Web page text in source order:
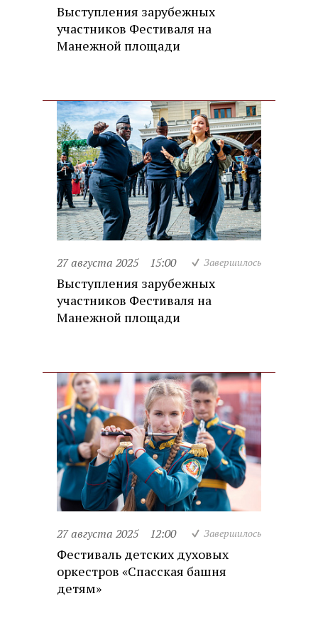
Выступления зарубежных
участников Фестиваля на
Манежной площади
27 августа 2025 15:00 Завершилось
Выступления зарубежных
участников Фестиваля на
Манежной площади
27 августа 2025 12:00 Завершилось
Фестиваль детских духовых
оркестров «Спасская башня
детям»